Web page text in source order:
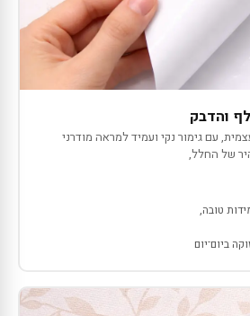
והדבק
עם גימור נקי ועמיד למראה מודרני
של החלל,
טובה,
ביום־יום